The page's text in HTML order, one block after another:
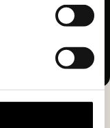
je
showtuinen